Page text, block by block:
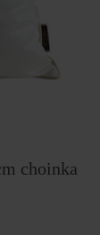
choinka